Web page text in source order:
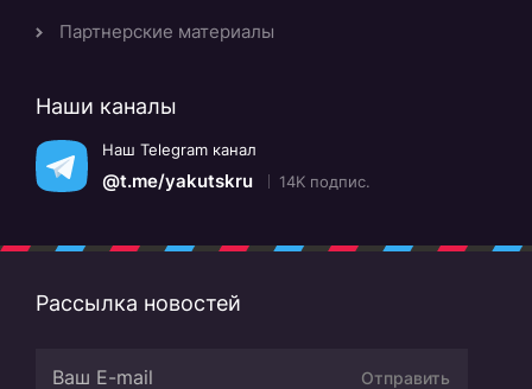
Партнерские материалы
Наши каналы
Наш Telegram канал
@t.me/yakutskru 14K подпис.
Рассылка новостей
Отправить